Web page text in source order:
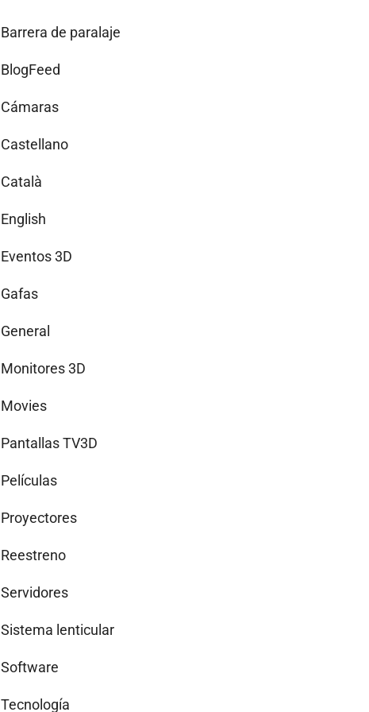
Barrera de paralaje
BlogFeed
Cámaras
Castellano
Català
English
Eventos 3D
Gafas
General
Monitores 3D
Movies
Pantallas TV3D
Películas
Proyectores
Reestreno
Servidores
Sistema lenticular
Software
Tecnología